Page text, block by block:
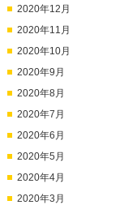
2020年12月
2020年11月
2020年10月
2020年9月
2020年8月
2020年7月
2020年6月
2020年5月
2020年4月
2020年3月